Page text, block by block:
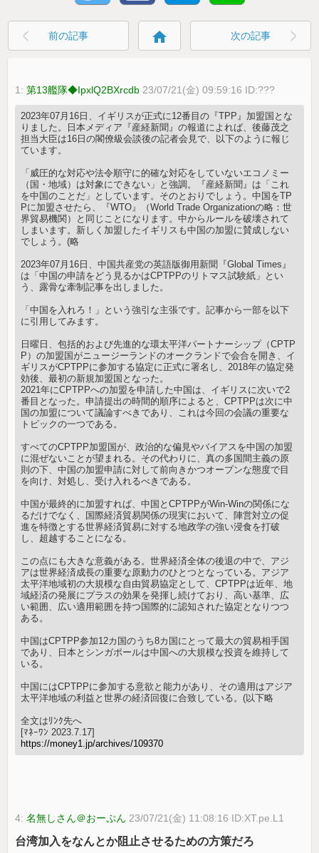
前の記事 home 次の記事
1:第13艦隊◆IpxlQ2BXrcdb 23/07/21(金) 09:59:16 ID:???
2023年07月16日、イギリスが正式に12番目の『TPP』加盟国とな
りました。日本メディア『産経新聞』の報道によれば、後藤茂之
担当大臣は16日の閣僚級会談後の記者会見で、以下のように報じ
ています。
「威圧的な対応や法令順守に的確な対応をしていないエコノミー
（国・地域）は対象にできない」と強調。『産経新聞』は「これ
を中国のことだ」としています。そのとおりでしょう。中国をTP
Pに加盟させたら、『WTO』（World Trade Organizationの略：世
界貿易機関）と同じことになります。中からルールを破壊されて
しまいます。新しく加盟したイギリスも中国の加盟に賛成しない
でしょう。(略
2023年07月16日、中国共産党の英語版御用新聞『Global Times』
は「中国の申請をどう見るかはCPTPPのリトマス試験紙」とい
う、露骨な牽制記事を出しました。
「中国を入れろ！」という強引な主張です。記事から一部を以下
に引用してみます。
日曜日、包括的および先進的な環太平洋パートナーシップ（CPTP
P）の加盟国がニュージーランドのオークランドで会合を開き、イ
ギリスがCPTPPに参加する協定に正式に署名し、2018年の協定発
効後、最初の新規加盟国となった。
2021年にCPTPPへの加盟を申請した中国は、イギリスに次いで2
番目となった。申請提出の時間的順序によると、CPTPPは次に中
国の加盟について議論すべきであり、これは今回の会議の重要な
トピックの一つである。
すべてのCPTPP加盟国が、政治的な偏見やバイアスを中国の加盟
に混ぜないことが望まれる。その代わりに、真の多国間主義の原
則の下、中国の加盟申請に対して前向きかつオープンな態度で目
を向け、対処し、受け入れるべきである。
中国が最終的に加盟すれば、中国とCPTPPがWin-Winの関係にな
るだけでなく、国際経済貿易関係の現実において、陣営対立の促
進を特徴とする世界経済貿易に対する地政学の強い浸食を打破
し、超越することになる。
この点にも大きな意義がある。世界経済全体の後退の中で、アジ
アは世界経済成長の重要な原動力のひとつとなっている。アジア
太平洋地域初の大規模な自由貿易協定として、CPTPPは近年、地
域経済の発展にプラスの効果を発揮し続けており、高い基準、広
い範囲、広い適用範囲を持つ国際的に認知された協定となりつつ
ある。
中国はCPTPP参加12カ国のうち8カ国にとって最大の貿易相手国
であり、日本とシンガポールは中国への大規模な投資を維持して
いる。
中国にはCPTPPに参加する意欲と能力があり、その適用はアジア
太平洋地域の利益と世界の経済回復に合致している。(以下略
全文はﾘﾝｸ先へ
[ﾏﾈｰﾜﾝ 2023.7.17]
https://money1.jp/archives/109370
4:名無しさん＠おーぷん 23/07/21(金) 11:08:16 ID:XT.pe.L1
台湾加入をなんとか阻止させるための方策だろ